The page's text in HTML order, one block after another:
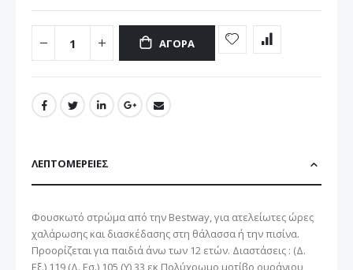
ΑΓΟΡΆ
ΛΕΠΤΟΜΈΡΕΙΕΣ
Φουσκωτό στρώμα από την Bestway, για ατελείωτες ώρες
χαλάρωσης και διασκέδασης στη θάλασσα ή την πισίνα.
Προορίζεται για παιδιά άνω των 12 ετών. Διαστάσεις : (Δ.
Εξ.) 119 (Δ. Εσ.) 105 (Υ) 33 εκ Πολύχρωμο μοτίβο ουράνιου